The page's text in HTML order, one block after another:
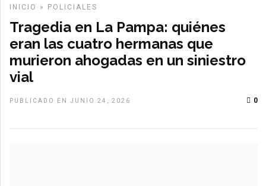
INICIO » POLICIALES
Tragedia en La Pampa: quiénes
eran las cuatro hermanas que
murieron ahogadas en un siniestro
vial
PUBLICADO EN JUNIO 24, 2026 0